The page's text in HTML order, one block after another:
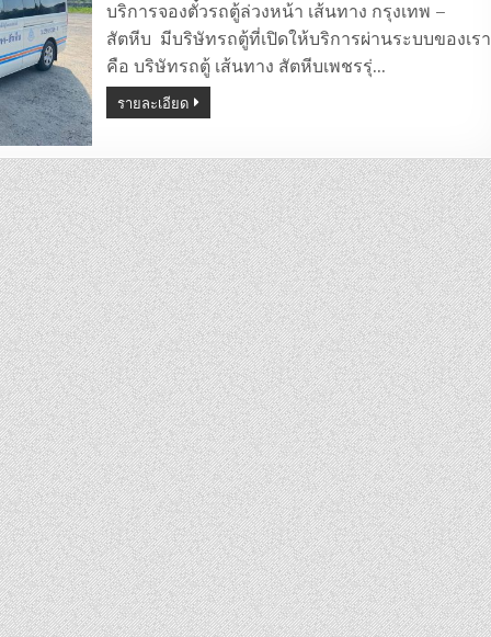
ตู้
กรุงเทพ
–
สัตหีบ
บริการจองตั๋วรถตู้ล่วงหน้า เส้นทาง กรุงเทพ –
สัตหีบ มีบริษัทรถตู้ที่เปิดให้บริการผ่านระบบของเรา
คือ บริษัทรถตู้ เส้นทาง สัตหีบเพชรรุ่…
รายละเอียด